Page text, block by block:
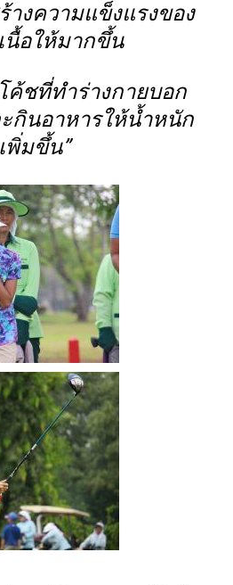
างความแข็งแรงของ
นื้อให้มากขึ้น
ค้ชที่ทำร่างกายบอก
กินอาหารให้น้ำหนัก
เพิ่มขึ้น”